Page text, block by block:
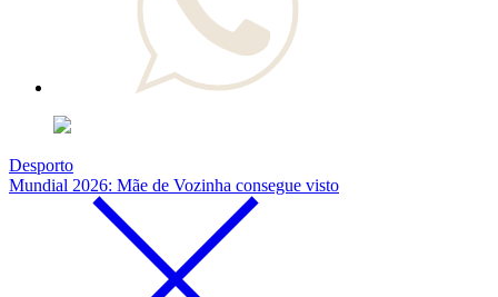
Desporto
Mundial 2026: Mãe de Vozinha consegue visto